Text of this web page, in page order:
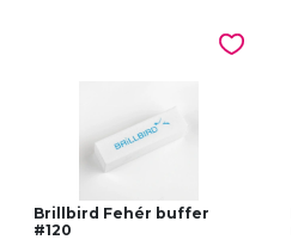
Brillbird Fehér buffer
#120